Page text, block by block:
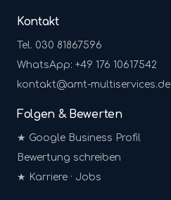
Kontakt
Tel. 030 81867596
WhatsApp: +49 176 10617542
kontakt@amt-multiservices.de
Folgen & Bewerten
★ Google Business Profil
Bewertung schreiben
★ Karriere · Jobs